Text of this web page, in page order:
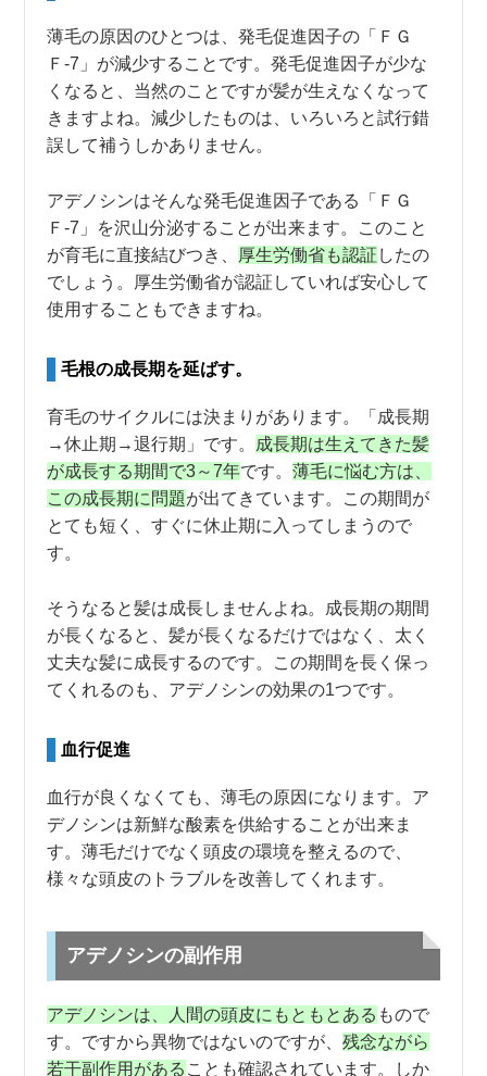
薄毛の原因のひとつは、発毛促進因子の「ＦＧ
Ｆ-7」が減少することです。発毛促進因子が少な
くなると、当然のことですが髪が生えなくなって
きますよね。減少したものは、いろいろと試行錯
誤して補うしかありません。
アデノシンはそんな発毛促進因子である「ＦＧ
Ｆ-7」を沢山分泌することが出来ます。このこと
が育毛に直接結びつき、 厚生労働省も認証 したの
でしょう。厚生労働省が認証していれば安心して
使用することもできますね。
毛根の成長期を延ばす。
育毛のサイクルには決まりがあります。「成長期
→休止期→退行期」です。 成長期は生えてきた髪
が成長する期間で3～7年です。薄毛に悩む方は、
この成長期に問題が出てきています。この期間が
とても短く、すぐに休止期に入ってしまうので
す。
そうなると髪は成長しませんよね。成長期の期間
が長くなると、髪が長くなるだけではなく、太く
丈夫な髪に成長するのです。この期間を長く保っ
てくれるのも、アデノシンの効果の1つです。
血行促進
血行が良くなくても、薄毛の原因になります。ア
デノシンは新鮮な酸素を供給することが出来ま
す。薄毛だけでなく頭皮の環境を整えるので、
様々な頭皮のトラブルを改善してくれます。
アデノシンの副作用
アデノシンは、人間の頭皮にもともとある もので
す。ですから異物ではないのですが、残念ながら
若干副作用がある ことも確認されています。しか